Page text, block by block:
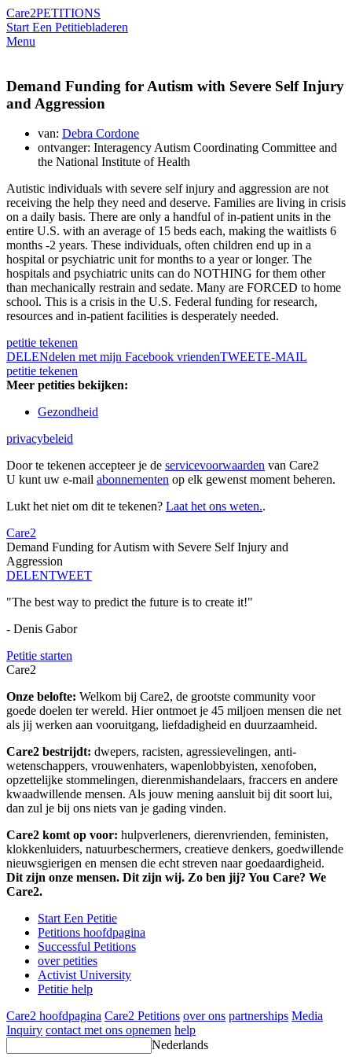
Care2PETITIONS
Start Een Petitiebladeren
Menu
Demand Funding for Autism with Severe Self Injury
and Aggression
van: Debra Cordone
ontvanger: Interagency Autism Coordinating Committee and
the National Institute of Health
Autistic individuals with severe self injury and aggression are not
receiving the help they need and deserve. Families are living in crisis
on a daily basis. There are only a handful of in-patient units in the
entire U.S. with an average of 15 beds each, making the waitlists 6
months -2 years. These individuals, often children end up in a
hospital or psychiatric unit for months to a year or longer. The
hospitals and psychiatric units can do NOTHING for them other
than mechanically restrain and sedate. Many are FORCED to home
school. This is a crisis in the U.S. Federal funding for research,
resources and in-patient facilities is desperately needed.
petitie tekenen
DELENdelen met mijn Facebook vriendenTWEETE-MAIL
petitie tekenen
Meer petities bekijken:
Gezondheid
privacybeleid
Door te tekenen accepteer je de servicevoorwaarden van Care2
U kunt uw e-mail abonnementen op elk gewenst moment beheren.
Lukt het niet om dit te tekenen? Laat het ons weten..
Care2
Demand Funding for Autism with Severe Self Injury and
Aggression
DELENTWEET
"The best way to predict the future is to create it!"
- Denis Gabor
Petitie starten
Care2
Onze belofte: Welkom bij Care2, de grootste community voor
goede doelen ter wereld. Hier ontmoet je 45 miljoen mensen die net
als jij werken aan vooruitgang, liefdadigheid en duurzaamheid.
Care2 bestrijdt: dwepers, racisten, agressievelingen, anti-
wetenschappers, vrouwenhaters, wapenlobbyisten, xenofoben,
opzettelijke stommelingen, dierenmishandelaars, fraccers en andere
kwaadwillende mensen. Als jouw mening aansluit bij dit soort lui,
dan zul je bij ons niets van je gading vinden.
Care2 komt op voor: hulpverleners, dierenvrienden, feministen,
klokkenluiders, natuurbeschermers, creatieve denkers, goedwillende
nieuwsgierigen en mensen die echt streven naar goedaardigheid.
Dit zijn onze mensen. Dit zijn wij. Zo ben jij? You Care? We
Care2.
Start Een Petitie
Petitions hoofdpagina
Successful Petitions
over petities
Activist University
Petitie help
Care2 hoofdpagina Care2 Petitions over ons partnerships Media
Inquiry contact met ons opnemen help
Nederlands